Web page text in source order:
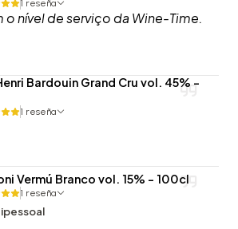
1 reseña
nível de serviço da Wine-Time.
Bardouin Grand Cru vol. 45% -
1 reseña
Vermú Branco vol. 15% - 100cl
1 reseña